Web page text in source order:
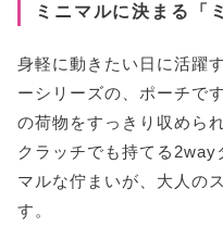
ミニマルに決まる「
身軽に動きたい日に活躍
ーシリーズの、ポーチで
の荷物をすっきり収めら
クラッチでも持てる2way
マルな佇まいが、大人の
す。